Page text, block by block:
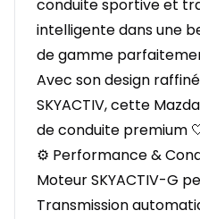
conduite sportive et
intelligente dans une
de gamme
Avec son design
SKYACTIV, cette
de conduite premium
⚙️ Performance &
Moteur SKYACTIV-G
Transmission